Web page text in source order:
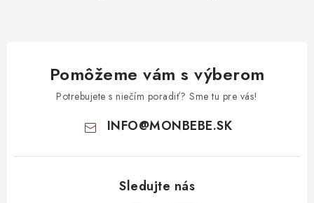
Pomôžeme vám s výberom
Potrebujete s niečím poradiť? Sme tu pre vás!
INFO@MONBEBE.SK